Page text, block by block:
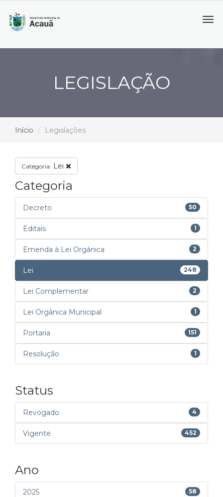
LEGISLAÇÃO
Início Legislações
Categoria: Lei
Categoria
Decreto 50
Editais 1
Emenda à Lei Orgânica 2
Lei 248
Lei Complementar 2
Lei Orgânica Municipal 1
Portaria 151
Resolução 1
Status
Revogado 4
Vigente 452
Ano
2025 58